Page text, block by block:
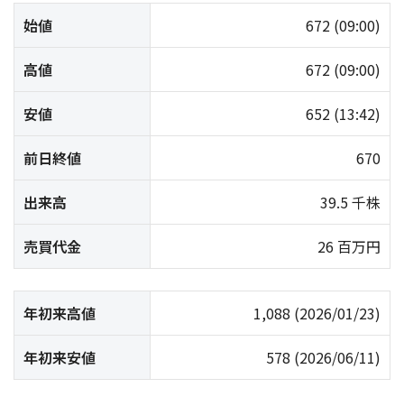
始値 672 (09:00)
高値 672 (09:00)
安値 652 (13:42)
前日終値 670
出来高 39.5 千株
売買代金 26 百万円
年初来高値 1,088 (2026/01/23)
年初来安値 578 (2026/06/11)